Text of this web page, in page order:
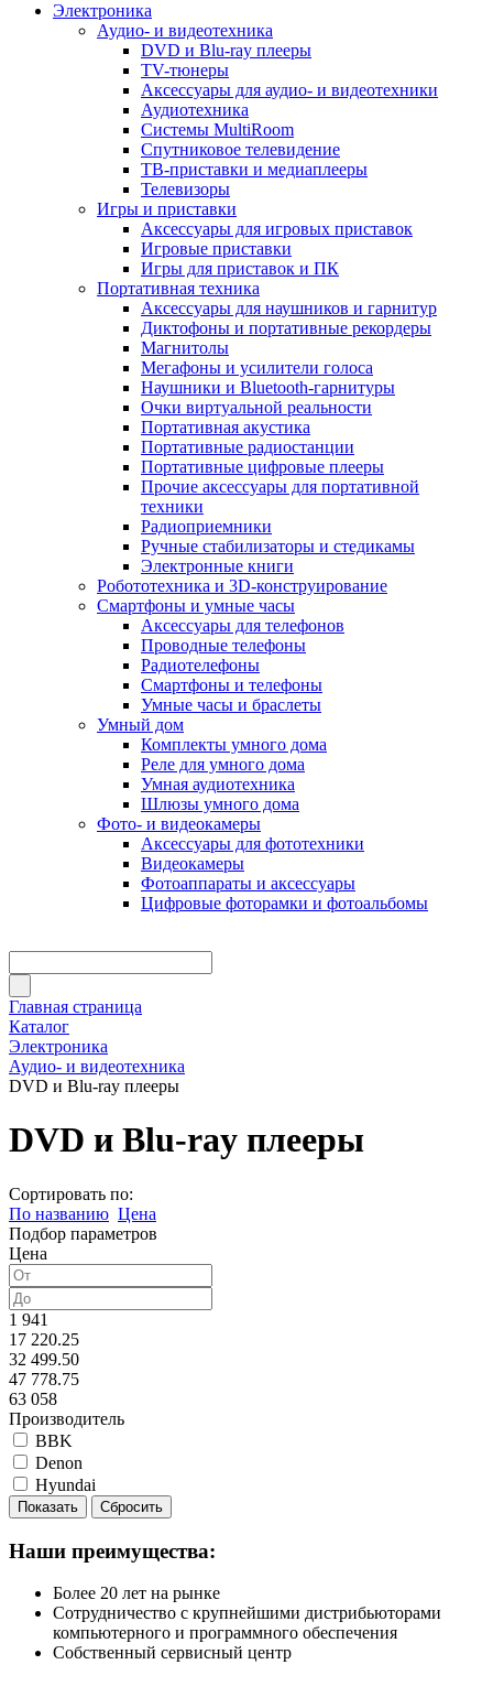
Электроника
Аудио- и видеотехника
DVD и Blu-ray плееры
TV-тюнеры
Аксессуары для аудио- и видеотехники
Аудиотехника
Системы MultiRoom
Спутниковое телевидение
ТВ-приставки и медиаплееры
Телевизоры
Игры и приставки
Аксессуары для игровых приставок
Игровые приставки
Игры для приставок и ПК
Портативная техника
Аксессуары для наушников и гарнитур
Диктофоны и портативные рекордеры
Магнитолы
Мегафоны и усилители голоса
Наушники и Bluetooth-гарнитуры
Очки виртуальной реальности
Портативная акустика
Портативные радиостанции
Портативные цифровые плееры
Прочие аксессуары для портативной
техники
Радиоприемники
Ручные стабилизаторы и стедикамы
Электронные книги
Робототехника и 3D-конструирование
Смартфоны и умные часы
Аксессуары для телефонов
Проводные телефоны
Радиотелефоны
Смартфоны и телефоны
Умные часы и браслеты
Умный дом
Комплекты умного дома
Реле для умного дома
Умная аудиотехника
Шлюзы умного дома
Фото- и видеокамеры
Аксессуары для фототехники
Видеокамеры
Фотоаппараты и аксессуары
Цифровые фоторамки и фотоальбомы
Главная страница
Каталог
Электроника
Аудио- и видеотехника
DVD и Blu-ray плееры
DVD и Blu-ray плееры
Сортировать по:
По названию Цена
Подбор параметров
Цена
1 941
17 220.25
32 499.50
47 778.75
63 058
Производитель
BBK
Denon
Hyundai
Наши преимущества:
Более 20 лет на рынке
Сотрудничество с крупнейшими дистрибьюторами
компьютерного и программного обеспечения
Собственный сервисный центр